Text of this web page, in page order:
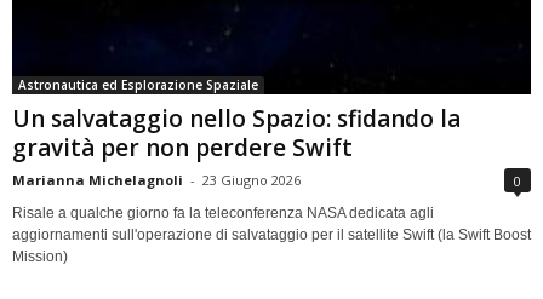
Astronautica ed Esplorazione Spaziale
Un salvataggio nello Spazio: sfidando la
gravità per non perdere Swift
Marianna Michelagnoli - 23 Giugno 2026 0
Risale a qualche giorno fa la teleconferenza NASA dedicata agli
aggiornamenti sull'operazione di salvataggio per il satellite Swift (la Swift Boost
Mission)